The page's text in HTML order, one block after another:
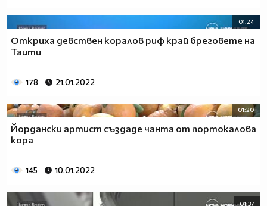
01:24
Откриха девствен коралов риф край бреговете на
Таити
178 21.01.2022
01:20
Йордански артист създаде чанта от портокалова
кора
145 10.01.2022
01:37